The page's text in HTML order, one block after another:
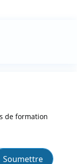
de formation